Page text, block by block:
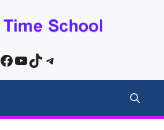
Facebook
YouTube
TikTokTelegram